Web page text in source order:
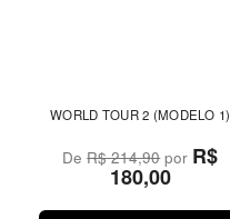
WORLD TOUR 2 (MODELO 1)
DeR$ 214,90por R$
180,00